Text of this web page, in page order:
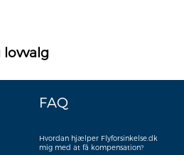
FAQ
Hvordan hjælper Flyforsinkelse.dk
mig med at få kompensation?